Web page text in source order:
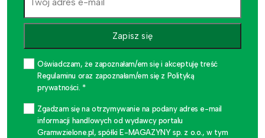
Zapisz się
Oświadczam, że zapoznałam/em się i akceptuję treść
Regulaminu oraz zapoznałam/em się z Polityką
prywatności. *
Zgadzam się na otrzymywanie na podany adres e-mail
informacji handlowych od wydawcy portalu
Gramwzielone.pl, spółki E-MAGAZYNY sp. z o.o., w tym